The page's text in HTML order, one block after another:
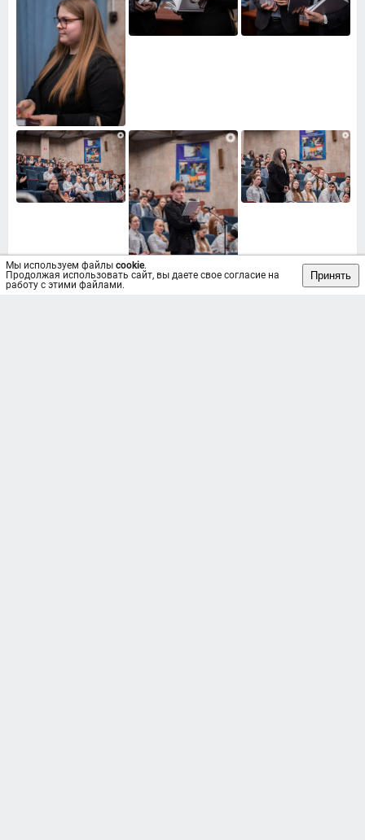
Мы используем файлы cookie.
Продолжая использовать сайт, вы даете свое согласие на
работу с этими файлами.
Принять